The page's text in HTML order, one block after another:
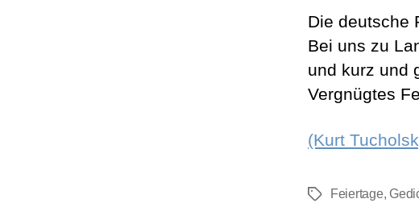
Die deutsche
Bei uns zu
und kurz und
Vergnügtes
(Kurt
Schlagwörter
Feiertage,